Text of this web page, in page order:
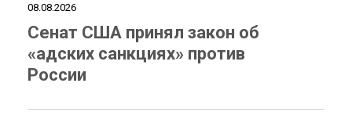
08.08.2026
Сенат США принял закон об
«адских санкциях» против
России